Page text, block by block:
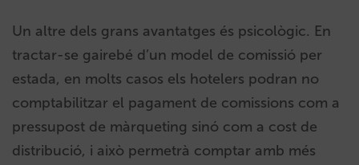
Un altre dels grans avantatges és psicològic. En
tractar-se gairebé d’un model de comissió per
estada, en molts casos els hotelers podran no
comptabilitzar el pagament de comissions com a
pressupost de màrqueting sinó com a cost de
distribució, i això permetrà comptar amb més